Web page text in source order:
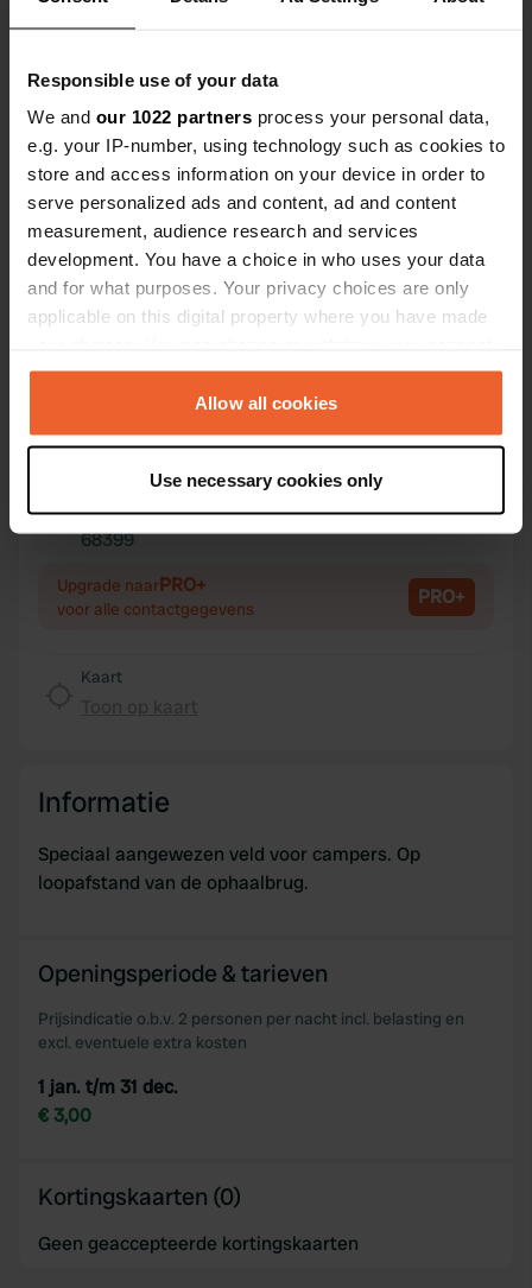
Responsible use of your data
We and our 1022 partners process your personal data,
e.g. your IP-number, using technology such as cookies to
store and access information on your device in order to
serve personalized ads and content, ad and content
measurement, audience research and services
development. You have a choice in who uses your data
and for what purposes. Your privacy choices are only
applicable on this digital property where you have made
any time from the Cookie Declaration or by clicking on
the Privacy trigger icon.
Collect information about your geographical location
which can be accurate to within several meters
Identify your device by actively scanning it for
specific characteristics (fingerprinting)
Find out more about how your personal data is processed
may combine it with other information that you’ve
of their services.
Allow all cookies
Use necessary cookies only
Contact
Locatie
Quetziner Straße
19395, Plau am See, Duitsland
Coördinaten
53° 27' 43" N 12° 15' 55" E
Kopiëren
53.46205 12.26539
Sitecode
68399
Upgrade naarPRO+
voor alle contactgegevens PRO+
Kaart
Informatie
Speciaal aangewezen veld voor campers. Op
loopafstand van de ophaalbrug.
Openingsperiode & tarieven
Prijsindicatie o.b.v. 2 personen per nacht incl. belasting en
excl. eventuele extra kosten
1 jan. t/m 31 dec.
€ 3,00
Kortingskaarten (0)
Geen geaccepteerde kortingskaarten